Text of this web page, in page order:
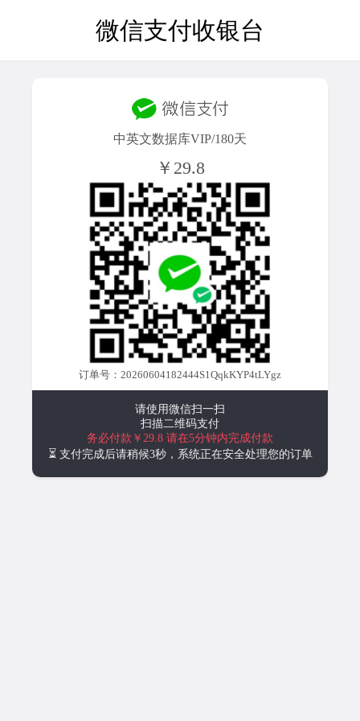
微信支付收银台
中英文数据库VIP/180天
￥29.8
订单号：20260604182444S1QqkKYP4tLYgz
请使用微信扫一扫
扫描二维码支付
务必付款￥29.8 请在5分钟内完成付款
⏳ 支付完成后请稍候3秒，系统正在安全处理您的订单